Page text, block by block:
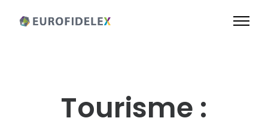
Tourisme :